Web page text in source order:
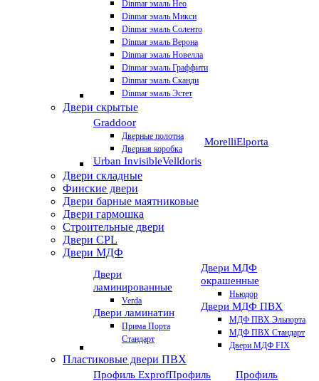
Dinmar эмаль Нео
Dinmar эмаль Микси
Dinmar эмаль Соленто
Dinmar эмаль Верона
Dinmar эмаль Новелла
Dinmar эмаль Граффити
Dinmar эмаль Сканди
Dinmar эмаль Эстет
Двери скрытые
Graddoor
Дверные полотна
Дверная коробка
Urban InvisibleVelldoris
MorelliElporta
Двери складные
Финские двери
Двери барные маятниковые
Двери гармошка
Строительные двери
Двери CРL
Двери МДФ
Двери
ламинированные
Verda
Двери ламинатин
Прима Порта
Стандарт
Двери МДФ
окрашенные
Ньюдор
Двери МДФ ПВХ
МДФ ПВХ Эльпорта
МДФ ПВХ Стандарт
Двери МДФ FIX
Пластиковые двери ПВХ
Профиль ExprofПрофиль
Профиль